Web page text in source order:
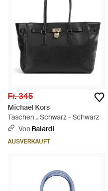
Fr. 345
Michael Kors
Taschen .. Schwarz - Schwarz
Von Balardi
AUSVERKAUFT